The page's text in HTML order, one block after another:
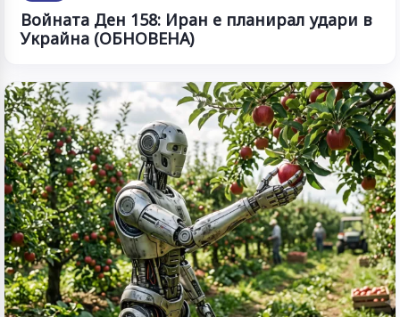
Войната Ден 158: Иран е планирал удари в
Украйна (ОБНОВЕНА)